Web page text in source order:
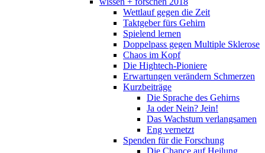
Wettlauf gegen die Zeit
Taktgeber fürs Gehirn
Spielend lernen
Doppelpass gegen Multiple Sklerose
Chaos im Kopf
Die Hightech-Pioniere
Erwartungen verändern Schmerzen
Kurzbeiträge
Die Sprache des Gehirns
Ja oder Nein? Jein!
Das Wachstum verlangsamen
Eng vernetzt
Spenden für die Forschung
Die Chance auf Heilung